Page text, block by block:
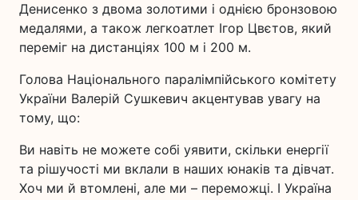
Денисенко з двома золотими і однією бронзовою
медалями, а також легкоатлет Ігор Цвєтов, який
переміг на дистанціях 100 м і 200 м.
Голова Національного паралімпійського комітету
України Валерій Сушкевич акцентував увагу на
тому, що:
Ви навіть не можете собі уявити, скільки енергії
та рішучості ми вклали в наших юнаків та дівчат.
Хоч ми й втомлені, але ми – переможці. І Україна